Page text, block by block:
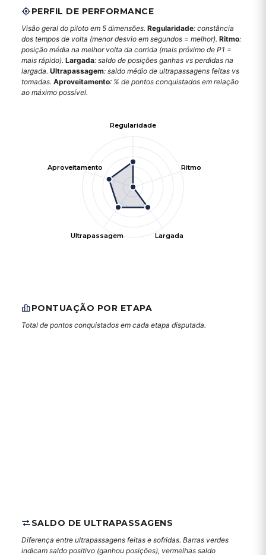
PERFIL DE PERFORMANCE
Visão geral do piloto em 5 dimensões. Regularidade: constância
dos tempos de volta (menor desvio em segundos = melhor). Ritmo:
posição média na melhor volta da corrida (mais próximo de P1 =
mais rápido). Largada: saldo de posições ganhas vs perdidas na
largada. Ultrapassagem: saldo médio de ultrapassagens feitas vs
tomadas. Aproveitamento: % de pontos conquistados em relação
ao máximo possível.
Regularidade
Ritmo
Largada
Ultrapassagem
Aproveitamento
PONTUAÇÃO POR ETAPA
Total de pontos conquistados em cada etapa disputada.
SALDO DE ULTRAPASSAGENS
Diferença entre ultrapassagens feitas e sofridas. Barras verdes
indicam saldo positivo (ganhou posições), vermelhas saldo